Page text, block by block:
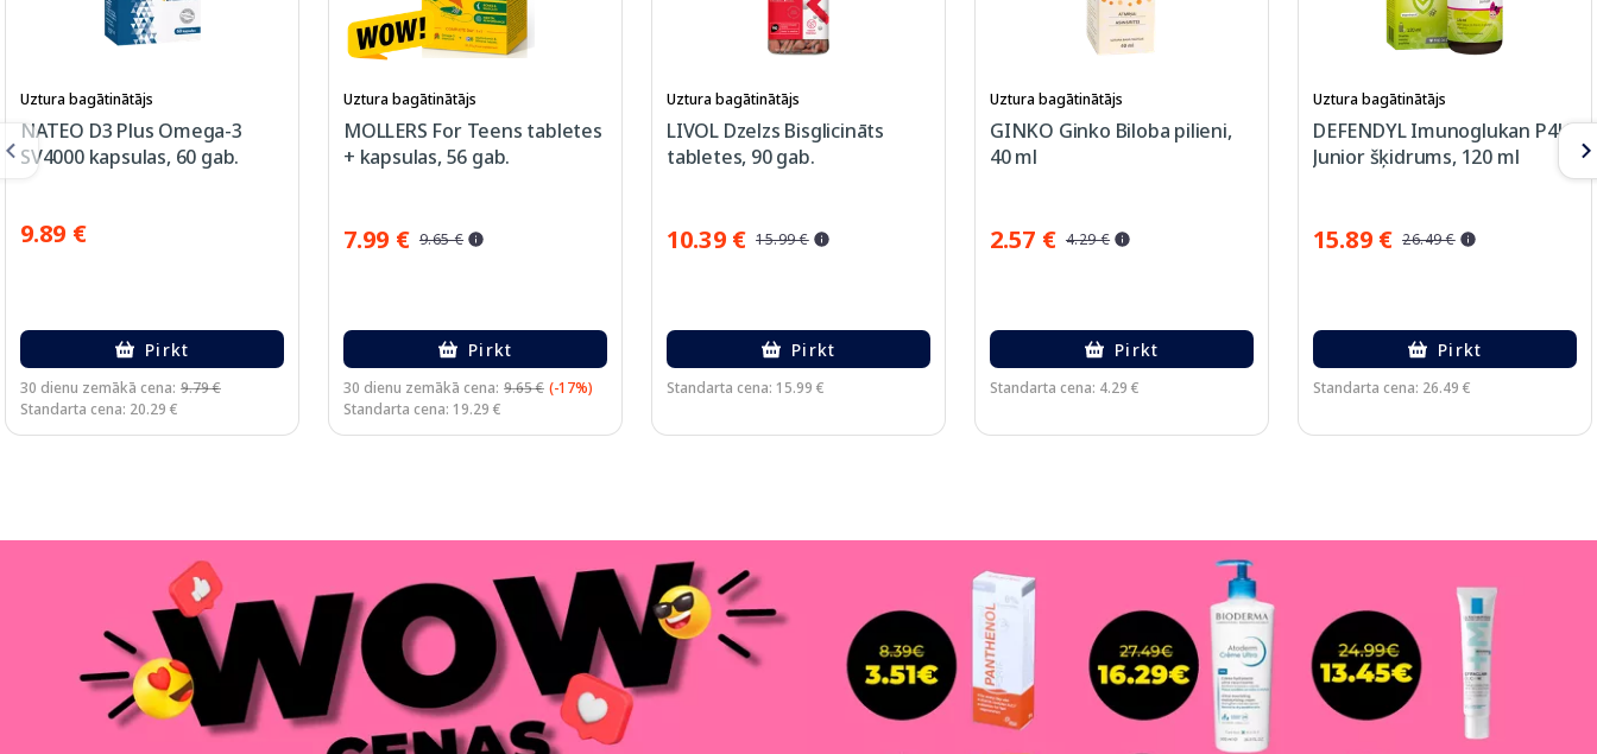
Uztura bagātinātājs
NATEO D3 Plus Omega-3
SV4000 kapsulas, 60 gab.
9.89 €
Pirkt
30 dienu zemākā cena: 9.79 €
Standarta cena: 20.29 €
Uztura bagātinātājs
MOLLERS For Teens tabletes
+ kapsulas, 56 gab.
7.99 € 9.65 €
Pirkt
30 dienu zemākā cena: 9.65 € (-17%)
Standarta cena: 19.29 €
Uztura bagātinātājs
LIVOL Dzelzs Bisglicināts
tabletes, 90 gab.
10.39 € 15.99 €
Pirkt
Standarta cena: 15.99 €
Uztura bagātinātājs
GINKO Ginko Biloba pilieni,
40 ml
2.57 € 4.29 €
Pirkt
Standarta cena: 4.29 €
Uztura bagātinātājs
DEFENDYL Imunoglukan P4H
Junior šķidrums, 120 ml
15.89 € 26.49 €
Pirkt
Standarta cena: 26.49 €